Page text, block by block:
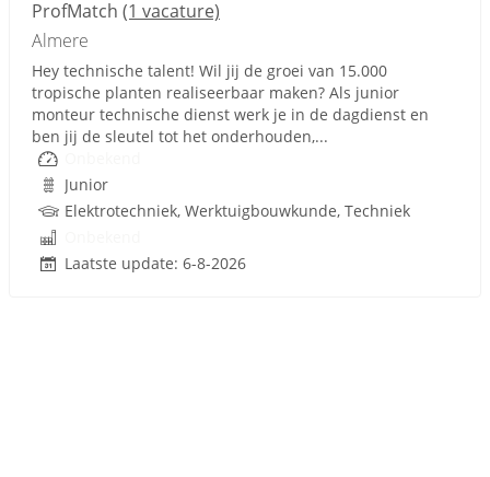
ProfMatch (1 vacature)
Almere
Hey technische talent! Wil jij de groei van 15.000
tropische planten realiseerbaar maken? Als junior
monteur technische dienst werk je in de dagdienst en
ben jij de sleutel tot het onderhouden,...
Junior
Elektrotechniek, Werktuigbouwkunde, Techniek
Laatste update: 6-8-2026